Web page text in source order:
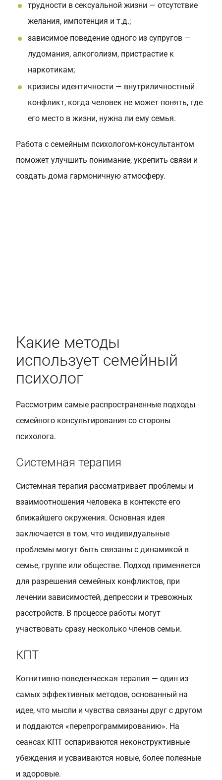
трудности в сексуальной жизни — отсутствие
желания, импотенция и т.д.;
зависимое поведение одного из супругов —
лудомания, алкоголизм, пристрастие к
наркотикам;
кризисы идентичности — внутриличностный
конфликт, когда человек не может понять, где
его место в жизни, нужна ли ему семья.
Работа с семейным психологом-консультантом
поможет улучшить понимание, укрепить связи и
создать дома гармоничную атмосферу.
Какие методы
использует семейный
психолог
Рассмотрим самые распространенные подходы
семейного консультирования со стороны
психолога.
Системная терапия
Системная терапия рассматривает проблемы и
взаимоотношения человека в контексте его
ближайшего окружения. Основная идея
заключается в том, что индивидуальные
проблемы могут быть связаны с динамикой в
семье, группе или обществе. Подход применяется
для разрешения семейных конфликтов, при
лечении зависимостей, депрессии и тревожных
расстройств. В процессе работы могут
участвовать сразу несколько членов семьи.
КПТ
Когнитивно-поведенческая терапия — один из
самых эффективных методов, основанный на
идее, что мысли и чувства связаны друг с другом
и поддаются «перепрограммированию». На
сеансах КПТ оспариваются неконструктивные
убеждения и усваиваются новые, более полезные
и здоровые.